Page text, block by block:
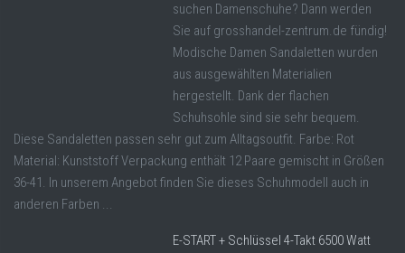
suchen Damenschuhe? Dann werden
Sie auf grosshandel-zentrum.de fündig!
Modische Damen Sandaletten wurden
aus ausgewählten Materialien
hergestellt. Dank der flachen
Schuhsohle sind sie sehr bequem.
Diese Sandaletten passen sehr gut zum Alltagsoutfit. Farbe: Rot
Material: Kunststoff Verpackung enthält 12 Paare gemischt in Größen
36-41. In unserem Angebot finden Sie dieses Schuhmodell auch in
anderen Farben ...
E-START + Schlüssel 4-Takt 6500 Watt